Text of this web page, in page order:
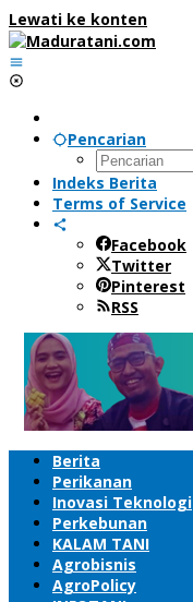
Lewati ke konten
Pencarian
Indeks Berita
Terms of Service
Facebook
Twitter
Pinterest
RSS
Berita
Perikanan
Inovasi Teknologi
Perkebunan
KALAM TANI
Agrobisnis
AgroPolicy